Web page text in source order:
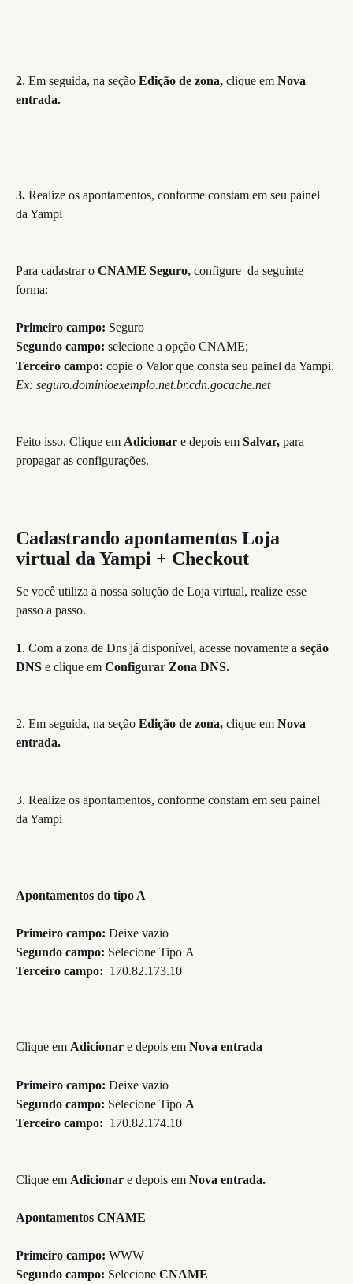
2. Em seguida, na seção Edição de zona, clique em Nova
entrada.
3. Realize os apontamentos, conforme constam em seu painel
da Yampi
Para cadastrar o CNAME Seguro, configure  da seguinte
forma:
Primeiro campo: Seguro
Segundo campo: selecione a opção CNAME;
Terceiro campo: copie o Valor que consta seu painel da Yampi.
Ex: seguro.dominioexemplo.net.br.cdn.gocache.net
Feito isso, Clique em Adicionar e depois em Salvar, para
propagar as configurações.
Cadastrando apontamentos Loja
virtual da Yampi + Checkout
Se você utiliza a nossa solução de Loja virtual, realize esse
passo a passo.
1. Com a zona de Dns já disponível, acesse novamente a seção
DNS e clique em Configurar Zona DNS.
2. Em seguida, na seção Edição de zona, clique em Nova
entrada.
3. Realize os apontamentos, conforme constam em seu painel
da Yampi
Apontamentos do tipo A
Primeiro campo: Deixe vazio
Segundo campo: Selecione Tipo A
Terceiro campo: 170.82.173.10
Clique em Adicionar e depois em Nova entrada
Primeiro campo: Deixe vazio
Segundo campo: Selecione Tipo A
Terceiro campo: 170.82.174.10
Clique em Adicionar e depois em Nova entrada.
Apontamentos CNAME
Primeiro campo: WWW
Segundo campo: Selecione CNAME